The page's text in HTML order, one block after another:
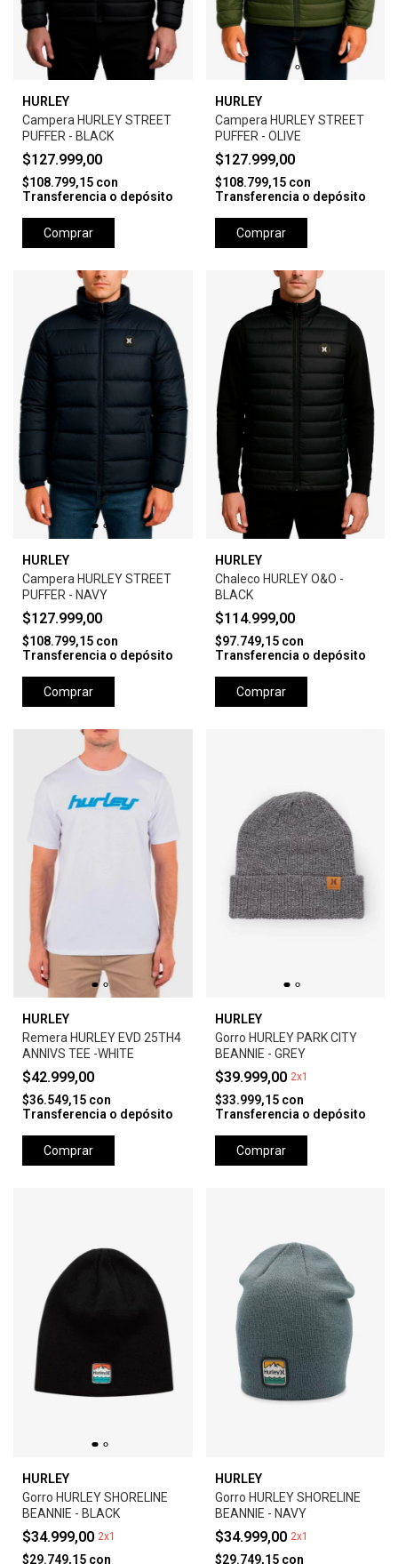
HURLEY
Campera HURLEY STREET
PUFFER - BLACK
$127.999,00
$108.799,15 con
Transferencia o depósito
Comprar
HURLEY
Campera HURLEY STREET
PUFFER - OLIVE
$127.999,00
$108.799,15 con
Transferencia o depósito
Comprar
HURLEY
Campera HURLEY STREET
PUFFER - NAVY
$127.999,00
$108.799,15 con
Transferencia o depósito
Comprar
HURLEY
Chaleco HURLEY O&O -
BLACK
$114.999,00
$97.749,15 con
Transferencia o depósito
Comprar
HURLEY
Remera HURLEY EVD 25TH4
ANNIVS TEE -WHITE
$42.999,00
$36.549,15 con
Transferencia o depósito
Comprar
HURLEY
Gorro HURLEY PARK CITY
BEANNIE - GREY
$39.999,00 2x1
$33.999,15 con
Transferencia o depósito
Comprar
HURLEY
Gorro HURLEY SHORELINE
BEANNIE - BLACK
$34.999,00 2x1
$29.749,15 con
HURLEY
Gorro HURLEY SHORELINE
BEANNIE - NAVY
$34.999,00 2x1
$29.749,15 con